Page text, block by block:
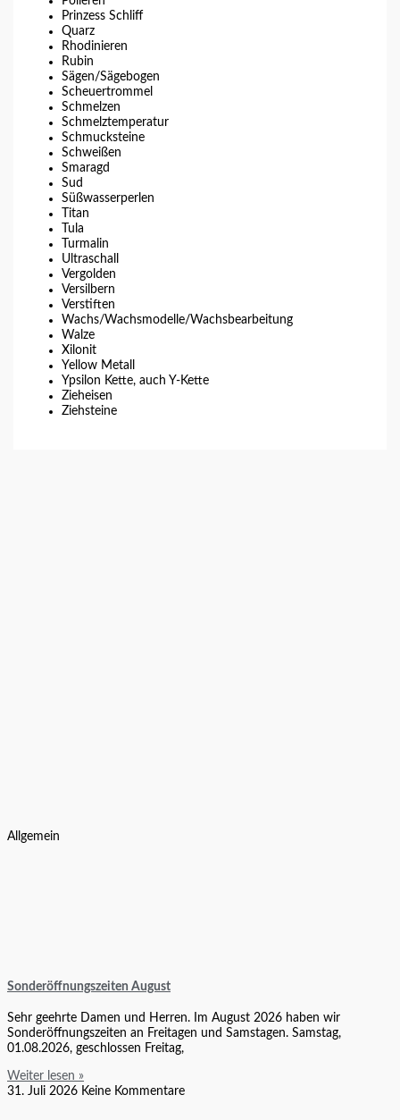
Prinzess Schliff
Quarz
Rhodinieren
Rubin
Sägen/Sägebogen
Scheuertrommel
Schmelzen
Schmelztemperatur
Schmucksteine
Schweißen
Smaragd
Sud
Süßwasserperlen
Titan
Tula
Turmalin
Ultraschall
Vergolden
Versilbern
Verstiften
Wachs/Wachsmodelle/Wachsbearbeitung
Walze
Xilonit
Yellow Metall
Ypsilon Kette, auch Y-Kette
Zieheisen
Ziehsteine
Allgemein
Sonderöffnungszeiten August
Sehr geehrte Damen und Herren. Im August 2026 haben wir
Sonderöffnungszeiten an Freitagen und Samstagen. Samstag,
01.08.2026, geschlossen Freitag,
Weiter lesen »
31. Juli 2026 Keine Kommentare